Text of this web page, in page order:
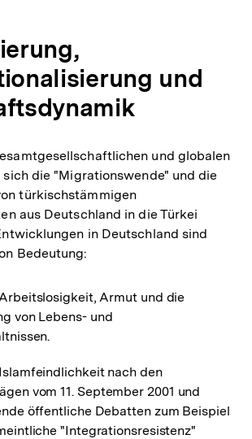
und
und globalen
sich die "Migrationswende" und die
türkischstämmigen
aus Deutschland in die Türkei
in Deutschland sind
Bedeutung:
Armut und die
von Lebens- und
nach den
vom 11. September 2001 und
öffentliche Debatten zum Beispiel
"Integrationsresistenz"